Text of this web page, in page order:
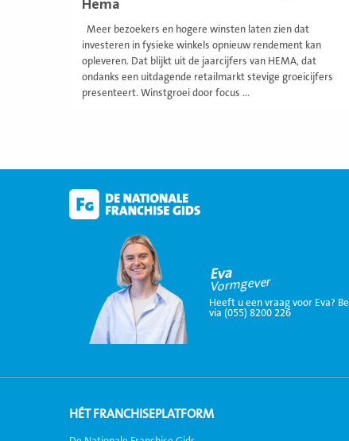
Hema
Meer bezoekers en hogere winsten laten zien dat
investeren in fysieke winkels opnieuw rendement kan
opleveren. Dat blijkt uit de jaarcijfers van HEMA, dat
ondanks een uitdagende retailmarkt stevige groeicijfers
presenteert. Winstgroei door focus ...
Eva
Vormgever
Heeft u een vraag voor Eva? Bel
via (055) 8200 226
HÉT FRANCHISEPLATFORM